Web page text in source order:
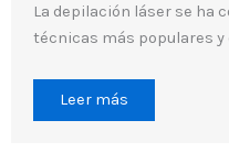
La depilación láser se ha
técnicas más populares
Leer más